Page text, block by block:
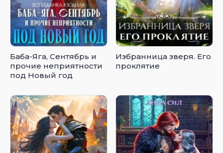
Баба-Яга, Сентябрь и
прочие неприятности
под Новый год
Избранница зверя. Его
проклятие